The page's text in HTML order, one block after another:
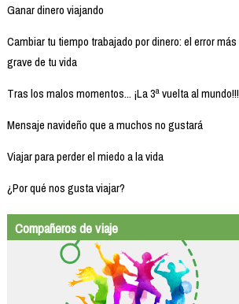
Ganar dinero viajando
Cambiar tu tiempo trabajado por dinero: el error más
grave de tu vida
Tras los malos momentos... ¡La 3ª vuelta al mundo!!!
Mensaje navideño que a muchos no gustará
Viajar para perder el miedo a la vida
¿Por qué nos gusta viajar?
Compañeros de viaje